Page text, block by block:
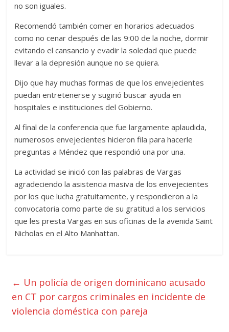
no son iguales.
Recomendó también comer en horarios adecuados
como no cenar después de las 9:00 de la noche, dormir
evitando el cansancio y evadir la soledad que puede
llevar a la depresión aunque no se quiera.
Dijo que hay muchas formas de que los envejecientes
puedan entretenerse y sugirió buscar ayuda en
hospitales e instituciones del Gobierno.
Al final de la conferencia que fue largamente aplaudida,
numerosos envejecientes hicieron fila para hacerle
preguntas a Méndez que respondió una por una.
La actividad se inició con las palabras de Vargas
agradeciendo la asistencia masiva de los envejecientes
por los que lucha gratuitamente, y respondieron a la
convocatoria como parte de su gratitud a los servicios
que les presta Vargas en sus oficinas de la avenida Saint
Nicholas en el Alto Manhattan.
← Un policía de origen dominicano acusado
en CT por cargos criminales en incidente de
violencia doméstica con pareja